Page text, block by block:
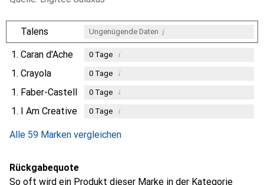
Talens Ungenügende Daten i
1. Caran d'Ache 0Tage i
1. Crayola 0Tage i
1. Faber-Castell 0Tage i
1. I Am Creative 0Tage i
Alle 59 Marken vergleichen
Rückgabequote
So oft wird ein Produkt dieser Marke in der Kategorie